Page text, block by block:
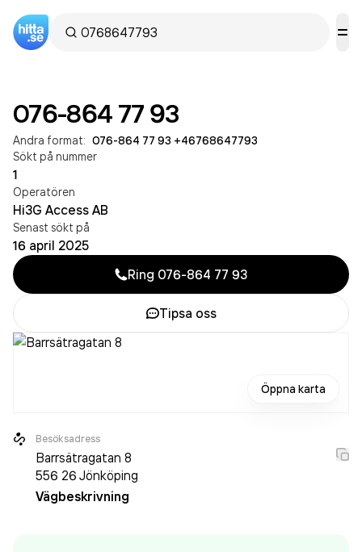
076-864 77 93
Andra format: 076-864 77 93 +46768647793
Sökt på nummer
1
Operatören
Hi3G Access AB
Senast sökt på
16 april 2025
Ring 076-864 77 93
Tipsa oss
Öppna karta
Besöksadress
Barrsätragatan 8
556 26 Jönköping
Vägbeskrivning